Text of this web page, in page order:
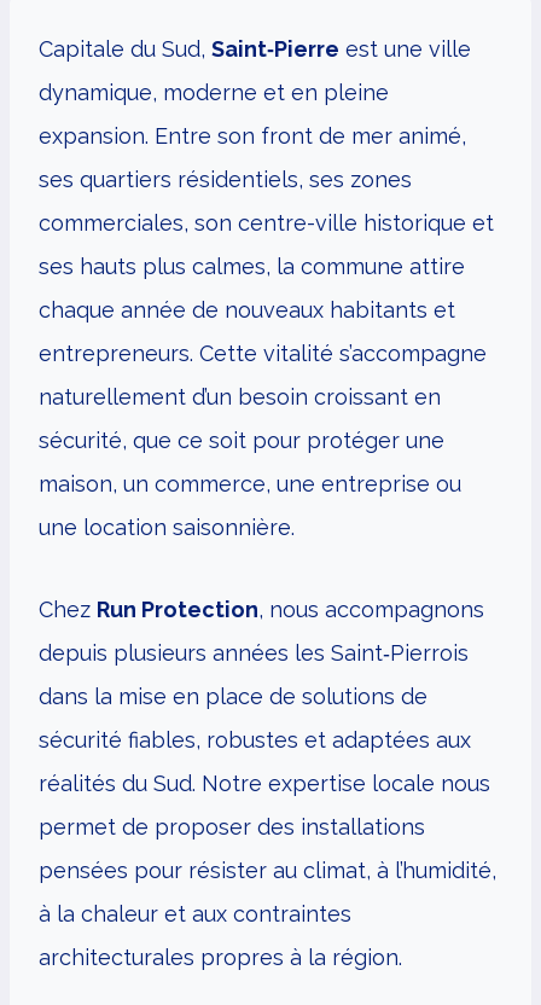
Capitale du Sud, Saint‑Pierre est une ville
dynamique, moderne et en pleine
expansion. Entre son front de mer animé,
ses quartiers résidentiels, ses zones
commerciales, son centre-ville historique et
ses hauts plus calmes, la commune attire
chaque année de nouveaux habitants et
entrepreneurs. Cette vitalité s’accompagne
naturellement d’un besoin croissant en
sécurité, que ce soit pour protéger une
maison, un commerce, une entreprise ou
une location saisonnière.
Chez Run Protection, nous accompagnons
depuis plusieurs années les Saint‑Pierrois
dans la mise en place de solutions de
sécurité fiables, robustes et adaptées aux
réalités du Sud. Notre expertise locale nous
permet de proposer des installations
pensées pour résister au climat, à l’humidité,
à la chaleur et aux contraintes
architecturales propres à la région.